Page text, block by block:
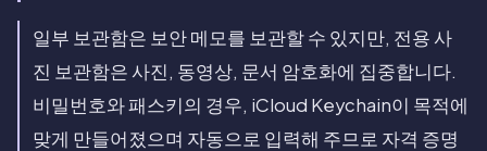
일부 보관함은 보안 메모를 보관할 수 있지만, 전용 사
진 보관함은 사진, 동영상, 문서 암호화에 집중합니다.
비밀번호와 패스키의 경우, iCloud Keychain이 목적에
맞게 만들어졌으며 자동으로 입력해 주므로 자격 증명